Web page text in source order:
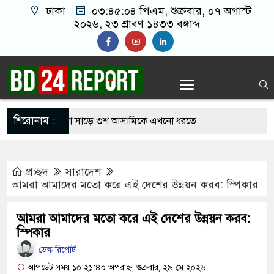
ঢাকা ০৩:৪৫:০৫ পিএম, শুক্রবার, ০৭ অগাস্ট
২০২৬, ২৩ শ্রাবণ ১৪৩৩ বঙ্গাব্দ
শিরোনাম ::
ভেঙে পালানো সাড়ে ৩শ আসামিকে এখনো ধরতে
জোরদারে তুরস্ক, সৌদি ও পাকিস্তানের মধ্যে
পথসভা থেকে উদ্ধার অস্ত্রটি খেলনা পিস্তল
বাংলাদেশের হাতে তুলে দিবে ভারত, প্রত্যাশা
প্রচ্ছদ
সারাদেশ
আমরা আমাদের মতো করে এই দেশের উন্নয়ন করব: স্পিকার
আমরা আমাদের মতো করে এই দেশের উন্নয়ন করব:
স্পিকার
ডেস্ক রিপোর্ট
আপডেট সময় ১০:২১:৪০ অপরাহ্ন, শুক্রবার, ২৯ মে ২০২৬